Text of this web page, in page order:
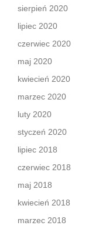
sierpień 2020
lipiec 2020
czerwiec 2020
maj 2020
kwiecień 2020
marzec 2020
luty 2020
styczeń 2020
lipiec 2018
czerwiec 2018
maj 2018
kwiecień 2018
marzec 2018